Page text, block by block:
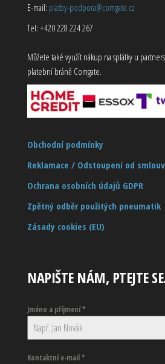
E-mail: platby-podpora@comgate.cz
Tel: +420 228 224 267
Můžete také využít nákup na splátky u
platební bráně Comgate.
Obchodní podmínky
Reklamace / Odstoupení od
Ochrana osobních údajů GDPR
Zpětný odběr použitých pneumatik
Zásady cookies (EU)
NAPIŠTE NÁM, PTEJTE
Jméno a příjmení*
Kontaktní e-mail*